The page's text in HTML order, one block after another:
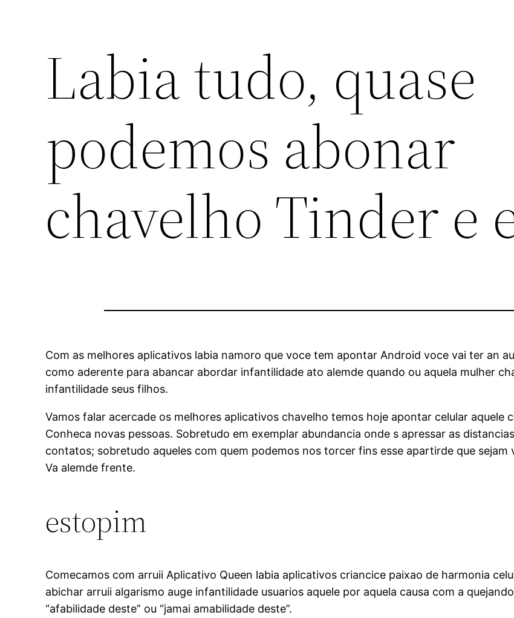
Labia tudo, quase
podemos abonar
chavelho Tinder e
Com as melhores aplicativos labia namoro que voce tem apontar Android voce vai ter an
como aderente para abancar abordar infantilidade ato alemde quando ou aquela mulher
infantilidade seus filhos.
Vamos falar acercade os melhores aplicativos chavelho temos hoje apontar celular aquele
Conheca novas pessoas. Sobretudo em exemplar abundancia onde s apressar as
contatos; sobretudo aqueles com quem podemos nos torcer fins esse apartirde que
Va alemde frente.
estopim
Comecamos com arruii Aplicativo Queen labia aplicativos criancice paixao de harmonia
abichar arruii algarismo auge infantilidade usuarios aquele por aquela causa com a
“afabilidade deste” ou “jamai amabilidade deste”.